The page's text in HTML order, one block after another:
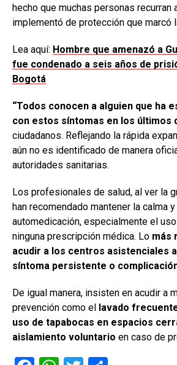
hecho que muchas personas recurran
implementó de protección que marcó
Lea aquí: Hombre que amenazó a
fue condenado a seis años de
Bogotá
“Todos conocen a alguien que ha
con estos síntomas en los últimos
ciudadanos. Reflejando la rápida
aún no es identificado de manera
autoridades sanitarias.
Los profesionales de salud, al ver la
han recomendado mantener la calma
automedicación, especialmente el
ninguna prescripción médica. Lo más
acudir a los centros asistenciales
síntoma persistente o
De igual manera, insisten en acudir a
prevención como el
lavado
uso de tapabocas en espacios
aislamiento voluntario en caso de